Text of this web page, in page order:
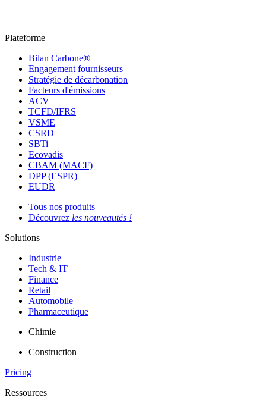
Plateforme
Bilan Carbone®
Engagement fournisseurs
Stratégie de décarbonation
Facteurs d'émissions
ACV
TCFD/IFRS
VSME
CSRD
SBTi
Ecovadis
CBAM (MACF)
DPP (ESPR)
EUDR
Tous nos produits
Découvrez les nouveautés !
Solutions
Industrie
Tech & IT
Finance
Retail
Automobile
Pharmaceutique
Chimie
Construction
Pricing
Ressources